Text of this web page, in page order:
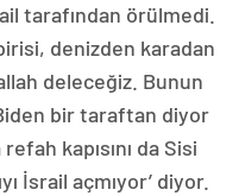
tarafından örülmedi.
denizden karadan
deleceğiz. Bunun
Biden bir taraftan diyor
kapısını da Sisi
İsrail açmıyor’ diyor.